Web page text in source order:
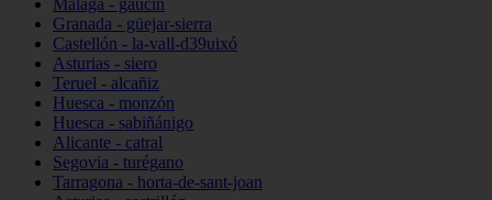
Málaga - gaucín
Granada - güejar-sierra
Castellón - la-vall-d39uixó
Asturias - siero
Teruel - alcañiz
Huesca - monzón
Huesca - sabiñánigo
Alicante - catral
Segovia - turégano
Tarragona - horta-de-sant-joan